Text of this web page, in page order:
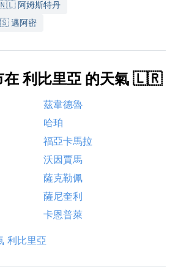
阿姆斯特丹
邁阿密
在 利比里亞 的天氣 🇱🇷
茲韋德魯
哈珀
福亞卡馬拉
沃因賈馬
薩克勒佩
薩尼奎利
卡恩普萊
利比里亞